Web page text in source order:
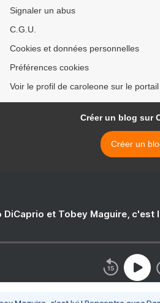
Signaler un abus
C.G.U.
Cookies et données personnelles
Préférences cookies
Voir le profil de caroleone sur le
Créer un blog sur
Créer un
DiCaprio et Tobey Maguire, c'est